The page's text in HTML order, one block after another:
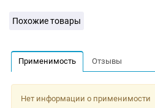
Похожие товары
Применимость Отзывы
Нет информации о применимости